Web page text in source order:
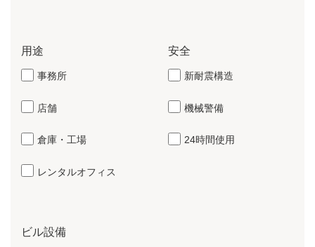
用途
事務所
店舗
倉庫・工場
レンタルオフィス
安全
新耐震構造
機械警備
24時間使用
ビル設備